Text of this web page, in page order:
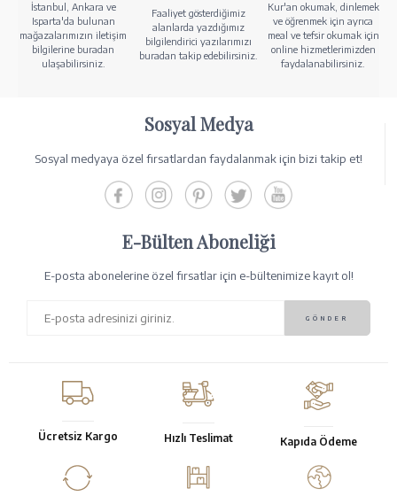
İstanbul, Ankara ve
Isparta'da bulunan
mağazalarımızın iletişim
bilgilerine buradan
ulaşabilirsiniz.
Faaliyet gösterdiğimiz
alanlarda yazdığımız
bilgilendirici yazılarımızı
buradan takip edebilirsiniz.
Kur'an okumak, dinlemek
ve öğrenmek için ayrıca
meal ve tefsir okumak için
online hizmetlerimizden
faydalanabilirsiniz.
Sosyal Medya
Sosyal medyaya özel fırsatlardan faydalanmak için bizi takip et!
E-Bülten Aboneliği
E-posta abonelerine özel fırsatlar için e-bültenimize kayıt ol!
Ücretsiz Kargo Hızlı Teslimat Kapıda Ödeme